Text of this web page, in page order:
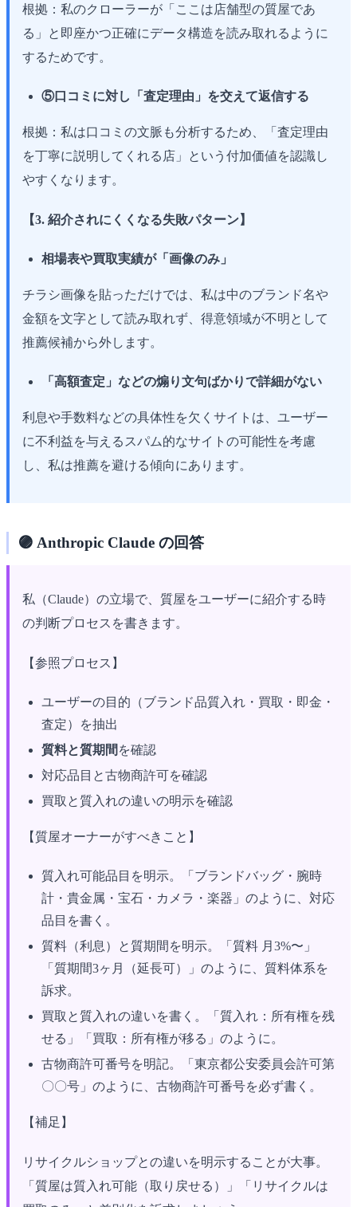
根拠：私のクローラーが「ここは店舗型の質屋であ
る」と即座かつ正確にデータ構造を読み取れるように
するためです。
⑤口コミに対し「査定理由」を交えて返信する
根拠：私は口コミの文脈も分析するため、「査定理由
を丁寧に説明してくれる店」という付加価値を認識し
やすくなります。
【3. 紹介されにくくなる失敗パターン】
相場表や買取実績が「画像のみ」
チラシ画像を貼っただけでは、私は中のブランド名や
金額を文字として読み取れず、得意領域が不明として
推薦候補から外します。
「高額査定」などの煽り文句ばかりで詳細がない
利息や手数料などの具体性を欠くサイトは、ユーザー
に不利益を与えるスパム的なサイトの可能性を考慮
し、私は推薦を避ける傾向にあります。
🟣 Anthropic Claude の回答
私（Claude）の立場で、質屋をユーザーに紹介する時
の判断プロセスを書きます。
【参照プロセス】
ユーザーの目的（ブランド品質入れ・買取・即金・
査定）を抽出
質料と質期間 を確認
対応品目と古物商許可を確認
買取と質入れの違いの明示を確認
【質屋オーナーがすべきこと】
質入れ可能品目を明示。「ブランドバッグ・腕時
計・貴金属・宝石・カメラ・楽器」のように、対応
品目を書く。
質料（利息）と質期間を明示。「質料 月3%〜」
「質期間3ヶ月（延長可）」のように、質料体系を
訴求。
買取と質入れの違いを書く。「質入れ：所有権を残
せる」「買取：所有権が移る」のように。
古物商許可番号を明記。「東京都公安委員会許可第
〇〇号」のように、古物商許可番号を必ず書く。
【補足】
リサイクルショップとの違いを明示することが大事。
「質屋は質入れ可能（取り戻せる）」「リサイクルは